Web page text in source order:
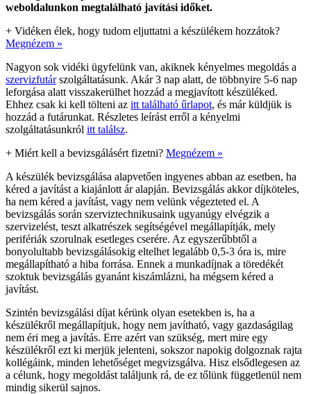
weboldalunkon megtalálható javítási időket.
+ Vidéken élek, hogy tudom eljuttatni a készülékem hozzátok?
Megnézem »
Nagyon sok vidéki ügyfelünk van, akiknek kényelmes megoldás a
szervizfutárszolgáltatásunk. Akár 3 nap alatt, de többnyire 5-6 nap
leforgása alatt visszakerülhet hozzád a megjavított készüléked.
Ehhez csak ki kell tölteni az itt található űrlapot, és már küldjük is
hozzád a futárunkat. Részletes leírást erről a kényelmi
szolgáltatásunkról itt találsz.
+ Miért kell a bevizsgálásért fizetni? Megnézem »
A készülék bevizsgálása alapvetően ingyenes abban az esetben, ha
kéred a javítást a kiajánlott ár alapján. Bevizsgálás akkor díjköteles,
ha nem kéred a javítást, vagy nem velünk végezteted el. A
bevizsgálás során szerviztechnikusaink ugyanúgy elvégzik a
szervizelést, teszt alkatrészek segítségével megállapítják, mely
perifériák szorulnak esetleges cserére. Az egyszerűbbtől a
bonyolultabb bevizsgálásokig eltelhet legalább 0,5-3 óra is, mire
megállapítható a hiba forrása. Ennek a munkadíjnak a töredékét
szoktuk bevizsgálás gyanánt kiszámlázni, ha mégsem kéred a
javítást.
Szintén bevizsgálási díjat kérünk olyan esetekben is, ha a
készülékről megállapítjuk, hogy nem javítható, vagy gazdaságilag
nem éri meg a javítás. Erre azért van szükség, mert mire egy
készülékről ezt ki merjük jelenteni, sokszor napokig dolgoznak rajta
kollégáink, minden lehetőséget megvizsgálva. Hisz elsődlegesen az
a célunk, hogy megoldást találjunk rá, de ez tőlünk függetlenül nem
mindig sikerül sajnos.